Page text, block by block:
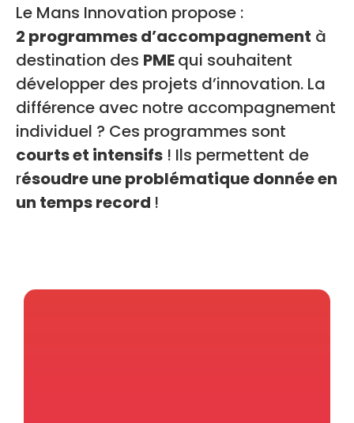
Le Mans Innovation propose :
2 programmes d’accompagnement à
destination des PMEqui souhaitent
développer des projets d’innovation. La
différence avec notre accompagnement
individuel ? Ces programmes sont
courts et intensifs ! Ils permettent de
résoudre une problématique donnée en
un temps record !